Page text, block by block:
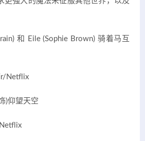
和 Eile (Sophie Brown) 骑着马互
Netflix
)仰望天空